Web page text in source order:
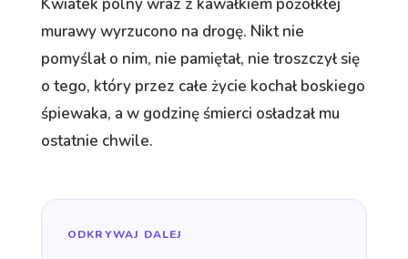
murawy wyrzucono na drogę. Nikt nie
pomyślał o nim, nie pamiętał, nie troszczył się
o tego, który przez całe życie kochał boskiego
śpiewaka, a w godzinę śmierci osładzał mu
ostatnie chwile.
ODKRYWAJ DALEJ